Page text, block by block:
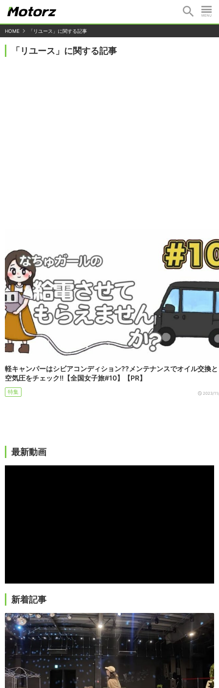
HOME 「リユース」に関する記事
「リユース」に関する記事
軽キャンパーはシビアコンディション??メンテナンスでオイル交換と
空気圧をチェック!!【全国女子旅#10】【PR】
特集 2023/
最新動画
新着記事